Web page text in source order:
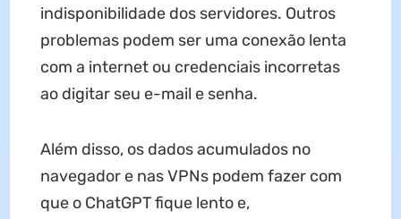
indisponibilidade dos servidores. Outros
problemas podem ser uma conexão lenta
com a internet ou credenciais incorretas
ao digitar seu e-mail e senha.
Além disso, os dados acumulados no
navegador e nas VPNs podem fazer com
que o ChatGPT fique lento e,